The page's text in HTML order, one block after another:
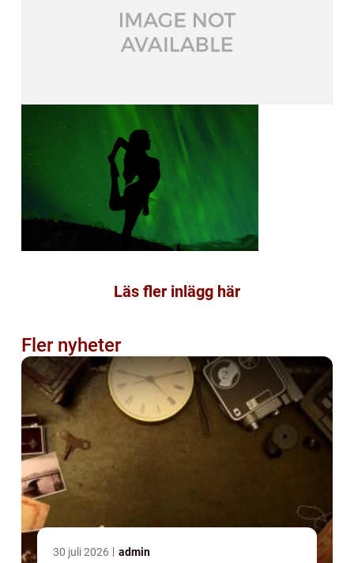
Läs fler inlägg här
Fler nyheter
30 juli 2026 admin